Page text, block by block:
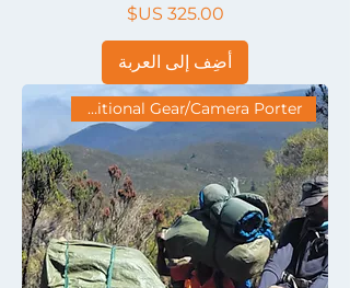
السعر
أضِف إلى العربة
Additional Gear/Camera Porter